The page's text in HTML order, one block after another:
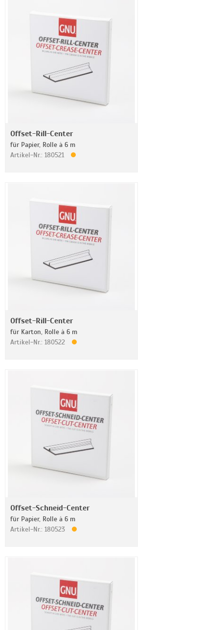
Offset-Rill-Center
für Papier, Rolle à 6 m
Artikel-Nr.: 180521
Offset-Rill-Center
für Karton, Rolle à 6 m
Artikel-Nr.: 180522
Offset-Schneid-Center
für Papier, Rolle à 6 m
Artikel-Nr.: 180523